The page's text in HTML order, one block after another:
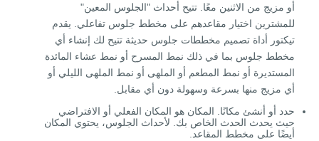
أو مزيج من الاثنين معًا. تتيح أحداث "الجلوس المعين"
للمشترين اختيار مقاعدهم على مخطط جلوس تفاعلي. يقدم
تيكتور أداة تصميم مخططات جلوس حديثة تتيح لك إنشاء أي
مخطط جلوس بما في ذلك نمط المسرح أو نمط عشاء المائدة
المستديرة أو نمط المطعم أو الملهى أو نمط الملهى الليلي أو
أي مزيج منها بسرعة وسهولة دون أي مقابل.
حدد أو أنشئ مكانًا. المكان هو المكان الفعلي أو الافتراضي
حيث يحدث الحدث الخاص بك. لأحداث الجلوس، يحتوي المكان
أيضًا على مخطط المقاعد.